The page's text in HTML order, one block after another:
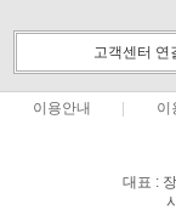
고객센터 연
이용안내 이
대표 :